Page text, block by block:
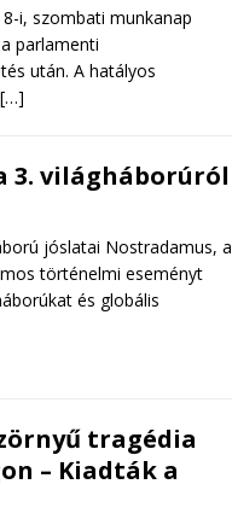
i, szombati munkanap
parlamenti
után. A hatályos
[…]
3. világháborúról
jóslatai Nostradamus, a
történelmi eseményt
és globális
tragédia
– Kiadták a